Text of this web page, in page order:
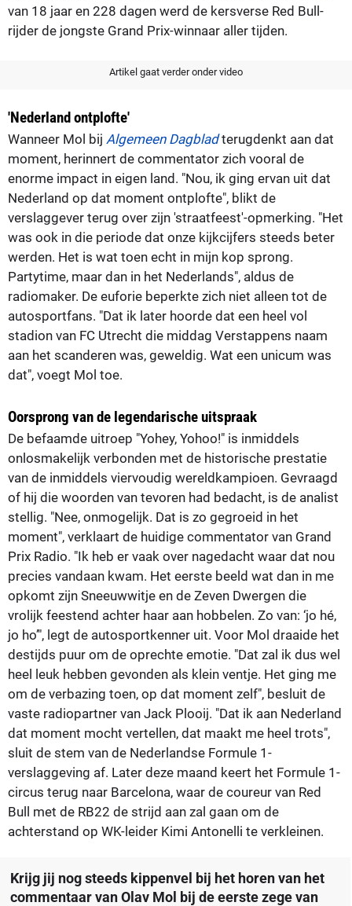
van 18 jaar en 228 dagen werd de kersverse Red Bull-
rijder de jongste Grand Prix-winnaar aller tijden.
Artikel gaat verder onder video
'Nederland ontplofte'
Wanneer Mol bij Algemeen Dagbladterugdenkt aan dat
moment, herinnert de commentator zich vooral de
enorme impact in eigen land. "Nou, ik ging ervan uit dat
Nederland op dat moment ontplofte", blikt de
verslaggever terug over zijn 'straatfeest'-opmerking. "Het
was ook in die periode dat onze kijkcijfers steeds beter
werden. Het is wat toen echt in mijn kop sprong.
Partytime, maar dan in het Nederlands", aldus de
radiomaker. De euforie beperkte zich niet alleen tot de
autosportfans. "Dat ik later hoorde dat een heel vol
stadion van FC Utrecht die middag Verstappens naam
aan het scanderen was, geweldig. Wat een unicum was
dat", voegt Mol toe.
Oorsprong van de legendarische uitspraak
De befaamde uitroep "Yohey, Yohoo!" is inmiddels
onlosmakelijk verbonden met de historische prestatie
van de inmiddels viervoudig wereldkampioen. Gevraagd
of hij die woorden van tevoren had bedacht, is de analist
stellig. "Nee, onmogelijk. Dat is zo gegroeid in het
moment", verklaart de huidige commentator van Grand
Prix Radio. "Ik heb er vaak over nagedacht waar dat nou
precies vandaan kwam. Het eerste beeld wat dan in me
opkomt zijn Sneeuwwitje en de Zeven Dwergen die
vrolijk feestend achter haar aan hobbelen. Zo van: ‘jo hé,
jo ho’", legt de autosportkenner uit. Voor Mol draaide het
destijds puur om de oprechte emotie. "Dat zal ik dus wel
heel leuk hebben gevonden als klein ventje. Het ging me
om de verbazing toen, op dat moment zelf", besluit de
vaste radiopartner van Jack Plooij. "Dat ik aan Nederland
dat moment mocht vertellen, dat maakt me heel trots",
sluit de stem van de Nederlandse Formule 1-
verslaggeving af. Later deze maand keert het Formule 1-
circus terug naar Barcelona, waar de coureur van Red
Bull met de RB22 de strijd aan zal gaan om de
achterstand op WK-leider Kimi Antonelli te verkleinen.
Krijg jij nog steeds kippenvel bij het horen van het
commentaar van Olav Mol bij de eerste zege van